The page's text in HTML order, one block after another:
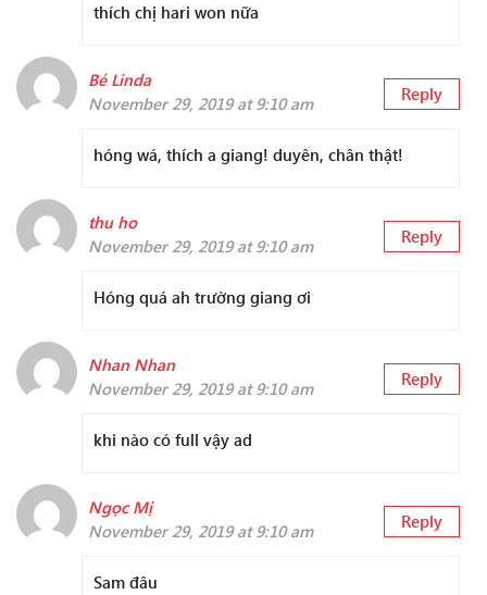
thích chị hari won nữa
Bé Linda
November 29, 2019 at 9:10 am
Reply
hóng wá, thích a giang! duyên, chân thật!
thu ho
November 29, 2019 at 9:10 am
Reply
Hóng quá ah trường giang ơi
Nhan Nhan
November 29, 2019 at 9:10 am
Reply
khi nào có full vậy ad
Ngọc Mị
November 29, 2019 at 9:10 am
Reply
Sam đâu